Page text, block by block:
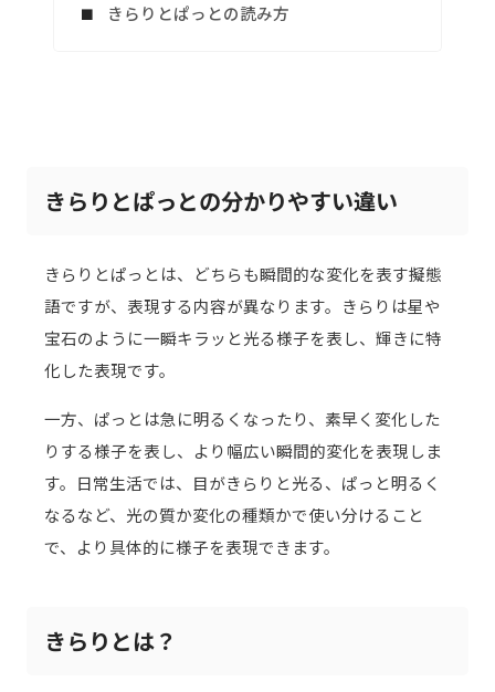
きらりとぱっとの読み方
きらりとぱっとの分かりやすい違い
きらりとぱっとは、どちらも瞬間的な変化を表す擬態
語ですが、表現する内容が異なります。きらりは星や
宝石のように一瞬キラッと光る様子を表し、輝きに特
化した表現です。
一方、ぱっとは急に明るくなったり、素早く変化した
りする様子を表し、より幅広い瞬間的変化を表現しま
す。日常生活では、目がきらりと光る、ぱっと明るく
なるなど、光の質か変化の種類かで使い分けること
で、より具体的に様子を表現できます。
きらりとは？